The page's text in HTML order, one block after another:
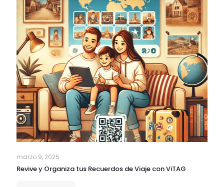
marzo 9, 2025
Revive y Organiza tus Recuerdos de Viaje con ViTAG